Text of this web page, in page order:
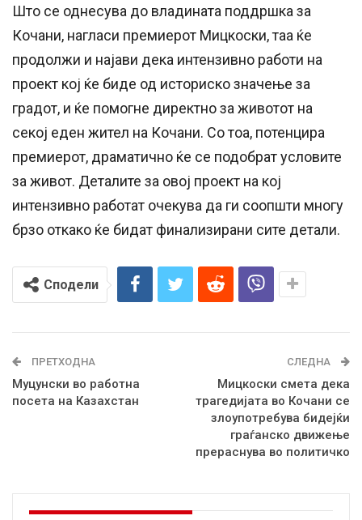
Што се однесува до владината поддршка за
Кочани, нагласи премиерот Мицкоски, таа ќе
продолжи и најави дека интензивно работи на
проект кој ќе биде од историско значење за
градот, и ќе помогне директно за животот на
секој еден жител на Кочани. Со тоа, потенцира
премиерот, драматично ќе се подобрат условите
за живот. Деталите за овој проект на кој
интензивно работат очекува да ги соопшти многу
брзо откако ќе бидат финализирани сите детали.
Сподели
ПРЕТХОДНА
Муцунски во работна
посета на Казахстан
СЛЕДНА
Мицкоски смета дека
трагедијата во Кочани се
злоупотребува бидејќи
граѓанско движење
прераснува во политичко